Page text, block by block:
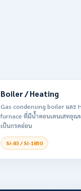
Boiler / Heating
Gas condensing boiler และ
furnace ที่มีน้ำคอนเดนเสทอุณ
เป็นกรดอ่อน
SI-83 / SI-1850